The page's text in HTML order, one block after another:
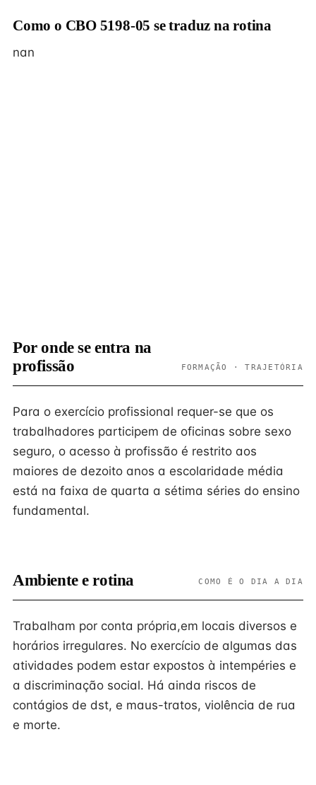
Como o CBO 5198-05 se traduz na rotina
nan
Por onde se entra na
profissão
FORMAÇÃO · TRAJETÓRIA
Para o exercício profissional requer-se que os
trabalhadores participem de oficinas sobre sexo
seguro, o acesso à profissão é restrito aos
maiores de dezoito anos a escolaridade média
está na faixa de quarta a sétima séries do ensino
fundamental.
Ambiente e rotina COMO É O DIA A DIA
Trabalham por conta própria,em locais diversos e
horários irregulares. No exercício de algumas das
atividades podem estar expostos à intempéries e
a discriminação social. Há ainda riscos de
contágios de dst, e maus-tratos, violência de rua
e morte.